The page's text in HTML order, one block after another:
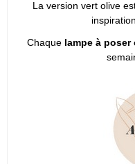
La version vert olive
Chaque lampe à